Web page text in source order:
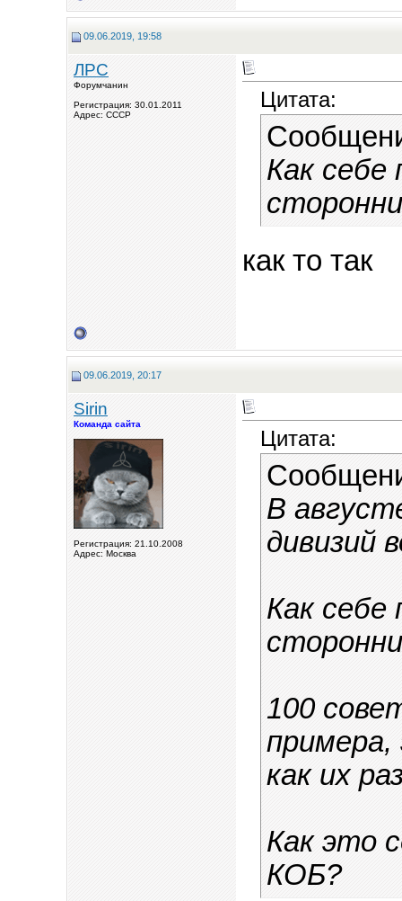
09.06.2019, 19:58
ЛРС
Форумчанин
Регистрация: 30.01.2011
Адрес: СССР
Цитата:
Как
как то так
09.06.2019, 20:17
Sirin
Команда сайта
Регистрация: 21.10.2008
Адрес: Москва
Цитата:
В
дивизий
Как
100
примера,
как их
Как это
КОБ?